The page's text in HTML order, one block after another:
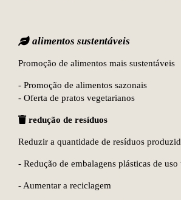
alimentos sustentáveis
Promoção de alimentos mais sustentáveis
- Promoção de alimentos sazonais
- Oferta de pratos vegetarianos
redução de resíduos
Reduzir a quantidade de resíduos
- Redução de embalagens plásticas de uso
- Aumentar a reciclagem